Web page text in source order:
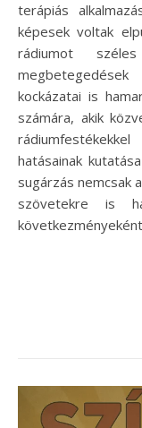
terápiás
képesek voltak
rádiumot
kockázatai is
számára, akik
hatásainak
sugárzás nemcsak
szövetekre is